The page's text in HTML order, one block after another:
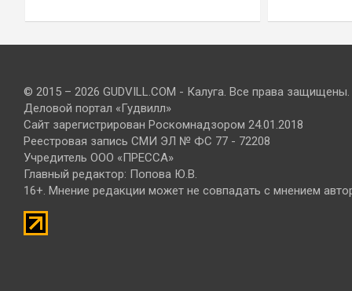
© 2015 – 2026 GUDVILL.COM - Калуга. Все права защищены.
Деловой портал «Гудвилл»
Сайт зарегистрирован Роскомнадзором 24.01.2018
Реестровая запись СМИ ЭЛ № ФС 77 - 72208
Учредитель ООО «ПРЕССА»
Главный редактор: Попова Ю.В.
16+. Мнение редакции может не совпадать с мнением